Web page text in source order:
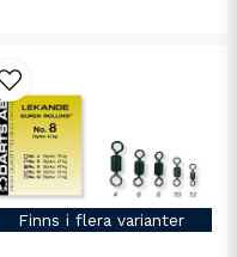
Finns i flera varianter